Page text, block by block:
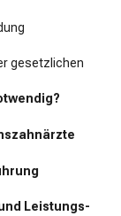
gesetzlichen
Leistungs-